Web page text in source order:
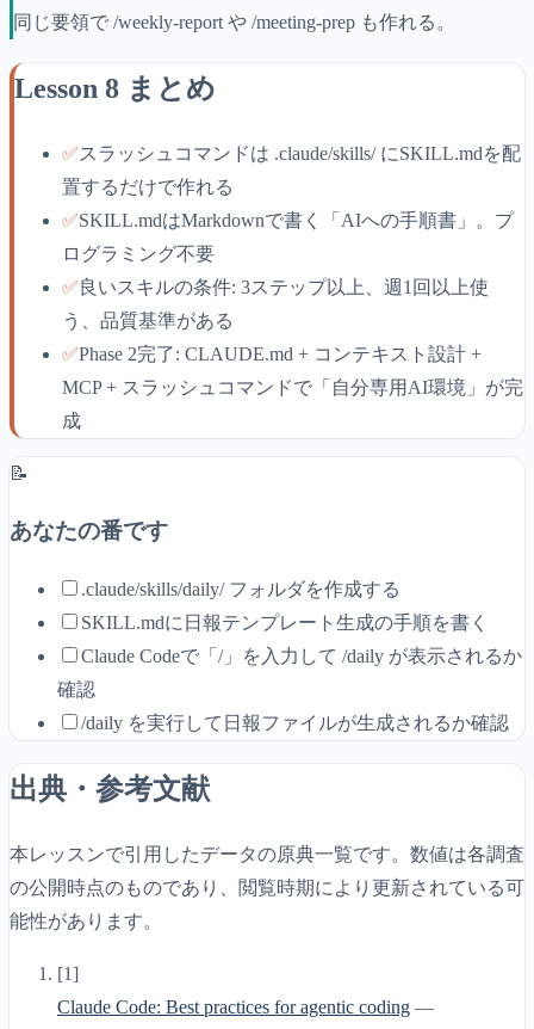
同じ要領で /weekly-report や /meeting-prep も作れる。
Lesson 8 まとめ
✅スラッシュコマンドは .claude/skills/ にSKILL.mdを配
置するだけで作れる
✅SKILL.mdはMarkdownで書く「AIへの手順書」。プ
ログラミング不要
✅良いスキルの条件: 3ステップ以上、週1回以上使
う、品質基準がある
✅Phase 2完了: CLAUDE.md + コンテキスト設計 +
MCP + スラッシュコマンドで「自分専用AI環境」が完
成
📝
あなたの番です
.claude/skills/daily/ フォルダを作成する
SKILL.mdに日報テンプレート生成の手順を書く
Claude Codeで「/」を入力して /daily が表示されるか
確認
/daily を実行して日報ファイルが生成されるか確認
出典・参考文献
本レッスンで引用したデータの原典一覧です。数値は各調査
の公開時点のものであり、閲覧時期により更新されている可
能性があります。
[1]
Claude Code: Best practices for agentic coding —